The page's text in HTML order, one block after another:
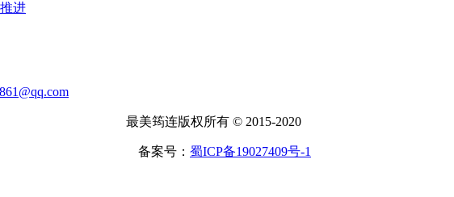
进
最美筠连版权所有 © 2015-2020
备案号： 蜀ICP备19027409号-1